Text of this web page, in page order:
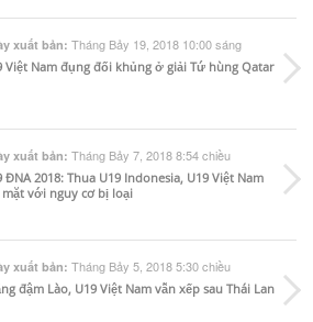
xuất bản: Tháng Bảy 19, 2018 10:00 sáng
Việt Nam đụng đối khủng ở giải Tứ hùng Qatar
xuất bản: Tháng Bảy 7, 2018 8:54 chiều
ĐNA 2018: Thua U19 Indonesia, U19 Việt Nam
với nguy cơ bị loại
xuất bản: Tháng Bảy 5, 2018 5:30 chiều
đậm Lào, U19 Việt Nam vẫn xếp sau Thái Lan